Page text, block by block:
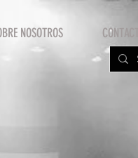
NOSOTROS CONTACTO